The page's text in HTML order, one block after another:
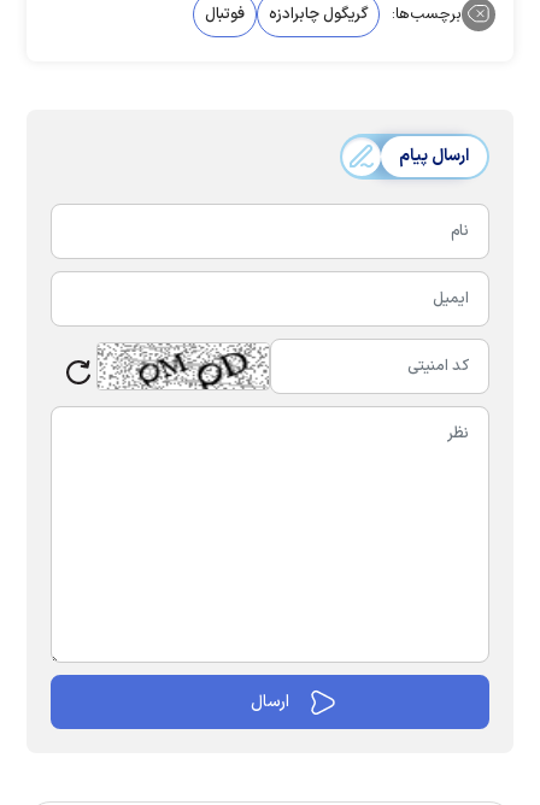
برچسب‌ها: گریگول چابرادزه فوتبال
ارسال پیام